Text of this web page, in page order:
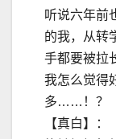
听说六年前
的我，从转
手都要被拉
我怎么觉得
多……！？
【真白】